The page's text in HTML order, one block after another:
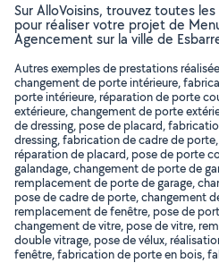
Sur AlloVoisins, trouvez toutes
pour réaliser votre projet de
Agencement sur la ville de
Autres exemples de prestations
changement de porte intérieure,
porte intérieure, réparation de porte
extérieure, changement de porte
de dressing, pose de placard,
dressing, fabrication de cadre de
réparation de placard, pose de porte
galandage, changement de porte de
remplacement de porte de garage,
pose de cadre de porte, changement
remplacement de fenêtre, pose de
changement de vitre, pose de vitre,
double vitrage, pose de vélux,
fenêtre, fabrication de porte en bois,